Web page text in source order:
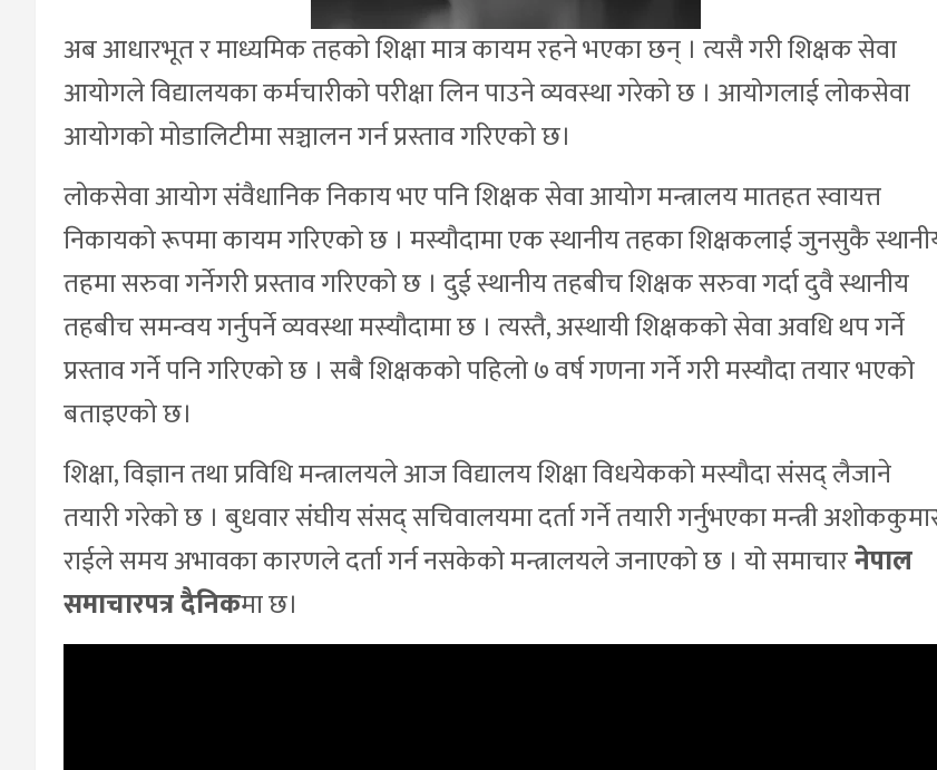
अब आधारभूत र माध्यमिक तहको शिक्षा मात्र कायम रहने भएका छन् । त्यसै गरी शिक्षक सेवा
आयोगले विद्यालयका कर्मचारीको परीक्षा लिन पाउने व्यवस्था गरेको छ । आयोगलाई लोकसेवा
आयोगको मोडालिटीमा सञ्चालन गर्न प्रस्ताव गरिएको छ।
लोकसेवा आयोग संवैधानिक निकाय भए पनि शिक्षक सेवा आयोग मन्त्रालय मातहत स्वायत्त
निकायको रूपमा कायम गरिएको छ । मस्यौदामा एक स्थानीय तहका शिक्षकलाई जुनसुकै
तहमा सरुवा गर्नेगरी प्रस्ताव गरिएको छ । दुई स्थानीय तहबीच शिक्षक सरुवा गर्दा दुवै स्थानीय
तहबीच समन्वय गर्नुपर्ने व्यवस्था मस्यौदामा छ । त्यस्तै, अस्थायी शिक्षकको सेवा अवधि थप गर्ने
प्रस्ताव गर्ने पनि गरिएको छ । सबै शिक्षकको पहिलो ७ वर्ष गणना गर्ने गरी मस्यौदा तयार भएको
बताइएको छ।
शिक्षा, विज्ञान तथा प्रविधि मन्त्रालयले आज विद्यालय शिक्षा विधयेकको मस्यौदा संसद् लैजाने
तयारी गरेको छ । बुधवार संघीय संसद् सचिवालयमा दर्ता गर्ने तयारी गर्नुभएका मन्त्री
राईले समय अभावका कारणले दर्ता गर्न नसकेको मन्त्रालयले जनाएको छ । यो समाचारनेपाल
समाचारपत्र दैनिकमा छ।